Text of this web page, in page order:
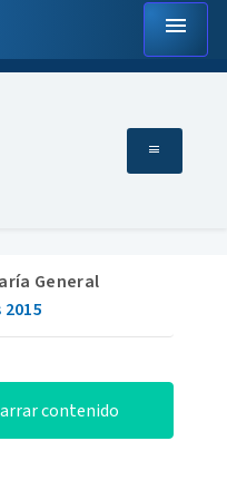
menu
General
contenido